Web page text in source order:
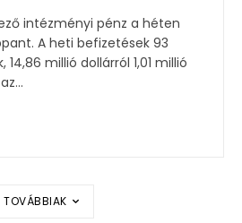
intézményi pénz a héten
93
millió dollárról 1,01 millió
TOVÁBBIAK